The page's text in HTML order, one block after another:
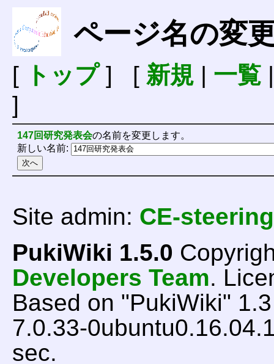
ページ名の変
[ トップ] [ 新規| 一覧
]
147回研究発表会の名前を変更します。
新しい名前:
Site admin: CE-steering
PukiWiki 1.5.0
Developers Team.
Based on "PukiWiki"
7.0.33-
sec.